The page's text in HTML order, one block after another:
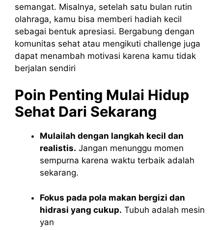
semangat. Misalnya, setelah satu bulan rutin
olahraga, kamu bisa memberi hadiah kecil
sebagai bentuk apresiasi. Bergabung dengan
komunitas sehat atau mengikuti challenge juga
dapat menambah motivasi karena kamu tidak
berjalan sendiri
Poin Penting Mulai Hidup
Sehat Dari Sekarang
Mulailah dengan langkah kecil dan
realistis. Jangan menunggu momen
sempurna karena waktu terbaik adalah
sekarang.
Fokus pada pola makan bergizi dan
hidrasi yang cukup. Tubuh adalah mesin
yan